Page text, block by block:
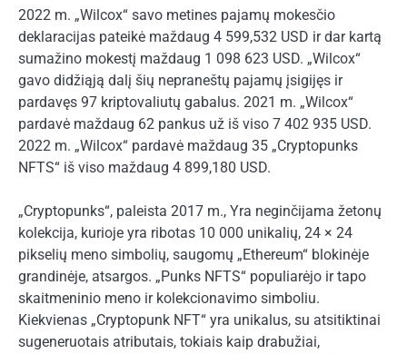
2022 m. „Wilcox“ savo metines pajamų mokesčio
deklaracijas pateikė maždaug 4 599,532 USD ir dar kartą
sumažino mokestį maždaug 1 098 623 USD. „Wilcox“
gavo didžiąją dalį šių nepraneštų pajamų įsigijęs ir
pardavęs 97 kriptovaliutų gabalus. 2021 m. „Wilcox“
pardavė maždaug 62 pankus už iš viso 7 402 935 USD.
2022 m. „Wilcox“ pardavė maždaug 35 „Cryptopunks
NFTS“ iš viso maždaug 4 899,180 USD.
„Cryptopunks“, paleista 2017 m., Yra neginčijama žetonų
kolekcija, kurioje yra ribotas 10 000 unikalių, 24 × 24
pikselių meno simbolių, saugomų „Ethereum“ blokinėje
grandinėje, atsargos. „Punks NFTS“ populiarėjo ir tapo
skaitmeninio meno ir kolekcionavimo simboliu.
Kiekvienas „Cryptopunk NFT“ yra unikalus, su atsitiktinai
sugeneruotais atributais, tokiais kaip drabužiai,